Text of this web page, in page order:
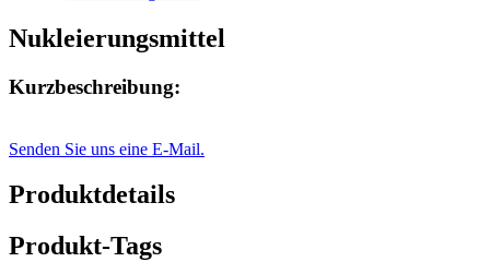
Nukleierungsmittel
Kurzbeschreibung:
Senden Sie uns eine E-Mail.
Produktdetails
Produkt-Tags